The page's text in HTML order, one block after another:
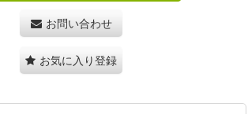
お問い合わせ
お気に入り登録